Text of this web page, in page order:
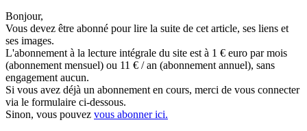
Bonjour,
Vous devez être abonné pour lire la suite de cet article, ses liens et
ses images.
L'abonnement à la lecture intégrale du site est à 1 € euro par mois
(abonnement mensuel) ou 11 € / an (abonnement annuel), sans
engagement aucun.
Si vous avez déjà un abonnement en cours, merci de vous connecter
via le formulaire ci-dessous.
Sinon, vous pouvez vous abonner ici.